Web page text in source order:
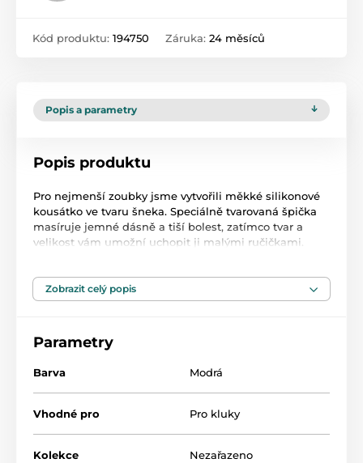
Kód produktu: 194750 Záruka: 24 měsíců
Popis a parametry
Popis produktu
Pro nejmenší zoubky jsme vytvořili měkké silikonové
kousátko ve tvaru šneka. Speciálně tvarovaná špička
masíruje jemné dásně a tiší bolest, zatímco tvar a
velikost vám umožní uchopit ji malými ručičkami.
speciálně navržený omezovač zabraňuje udušení. Živé
barvy a tvar zvířátka malého jistě zaujmou.
Dá se chladit v lednici nebo mrazáku.
kartáčkem s jemným mycím prostředkem v teplé
vodě, poté opláchněte a osušte. Nevařit, nesterilizovat,
nezalévat vařící vodou!!! Výrobek je zcela bez bisfenolu
Zobrazit celý popis
Parametry
Barva Modrá
Vhodné pro Pro kluky
Kolekce Nezařazeno